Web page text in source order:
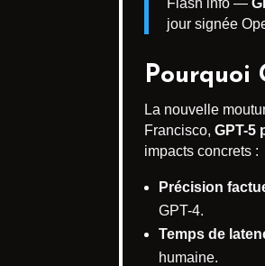
Flash info —
jour signée
Pourquoi
La nouvelle
Francisco, GPT-5
impacts concrets :
Précision
GPT-4.
Temps de
humaine.